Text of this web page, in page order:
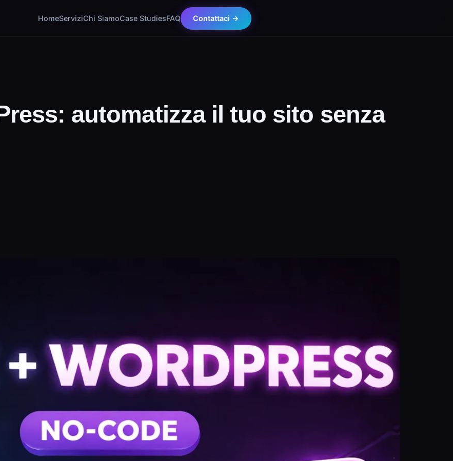
HomeServiziChi SiamoCase StudiesFAQ Contattaci →
automatizza il tuo sito senza